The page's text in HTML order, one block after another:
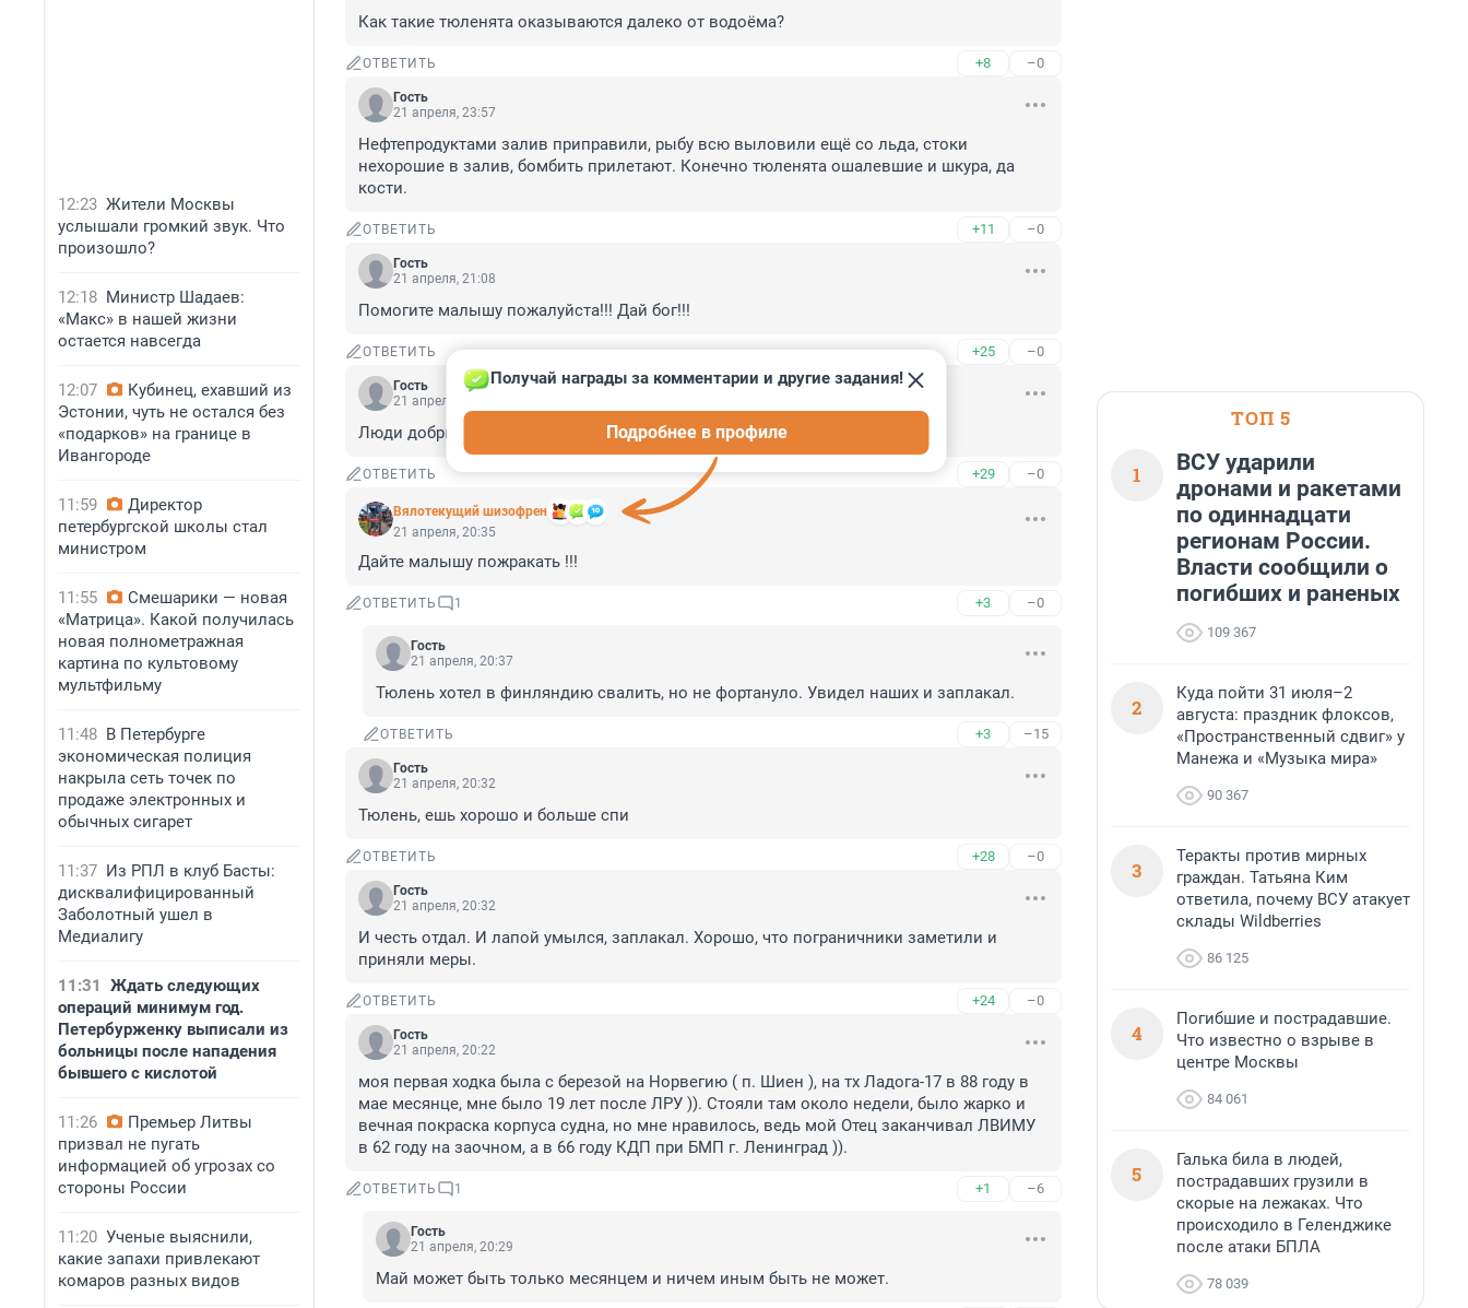
12:23 Жители Москвы
услышали громкий звук. Что
произошло?
12:18 Министр Шадаев:
«Макс» в нашей жизни
остается навсегда
12:07
Кубинец, ехавший из
Эстонии, чуть не остался без
«подарков» на границе в
Ивангороде
11:59
Директор
петербургской школы стал
министром
11:55
Смешарики — новая
«Матрица». Какой получилась
новая полнометражная
картина по культовому
мультфильму
11:48 В Петербурге
экономическая полиция
накрыла сеть точек по
продаже электронных и
обычных сигарет
11:37 Из РПЛ в клуб Басты:
дисквалифицированный
Заболотный ушел в
Медиалигу
11:31
Ждать следующих
операций минимум год.
Петербурженку выписали из
больницы после нападения
бывшего с кислотой
11:26
Премьер Литвы
призвал не пугать
информацией об угрозах со
стороны России
11:20 Ученые выяснили,
какие запахи привлекают
комаров разных видов
Как такие тюленята оказываются далеко от водоёма?
ОТВЕТИТЬ +8 –0
Гость
21 апреля, 23:57
Нефтепродуктами залив приправили, рыбу всю выловили ещё со льда, стоки
нехорошие в залив, бомбить прилетают. Конечно тюленята ошалевшие и шкура, да
кости.
ОТВЕТИТЬ +11 –0
Гость
21 апреля, 21:08
Помогите малышу пожалуйста!!! Дай бог!!!
ОТВЕТИТЬ +25 –0
Гость
21 апреля, 20:58
Люди добрые,спасибо вам! Дай вам Бог здоровья!
ОТВЕТИТЬ +29 –0
Вялотекущий шизофрен
Получай награды за комментарии и другие задания!
Подробнее в профиле
21 апреля, 20:35
Дайте малышу пожракать !!!
ОТВЕТИТЬ 1 +3 –0
Гость
21 апреля, 20:37
Тюлень хотел в финляндию свалить, но не фортануло. Увидел наших и заплакал.
ОТВЕТИТЬ +3 –15
Гость
21 апреля, 20:32
Тюлень, ешь хорошо и больше спи
ОТВЕТИТЬ +28 –0
Гость
21 апреля, 20:32
И честь отдал. И лапой умылся, заплакал. Хорошо, что пограничники заметили и
приняли меры.
ОТВЕТИТЬ +24 –0
Гость
21 апреля, 20:22
моя первая ходка была с березой на Норвегию ( п. Шиен ), на тх Ладога-17 в 88 году в
мае месянце, мне было 19 лет после ЛРУ )). Стояли там около недели, было жарко и
вечная покраска корпуса судна, но мне нравилось, ведь мой Отец заканчивал ЛВИМУ
в 62 году на заочном, а в 66 году КДП при БМП г. Ленинград )).
ОТВЕТИТЬ 1 +1 –6
Гость
21 апреля, 20:29
Май может быть только месянцем и ничем иным быть не может.
ТОП 5
1
ВСУ ударили
дронами и ракетами
по одиннадцати
регионам России.
Власти сообщили о
погибших и раненых
109 367
2
Куда пойти 31 июля–2
августа: праздник флоксов,
«Пространственный сдвиг» у
Манежа и «Музыка мира»
90 367
3
Теракты против мирных
граждан. Татьяна Ким
ответила, почему ВСУ атакует
склады Wildberries
86 125
4
Погибшие и пострадавшие.
Что известно о взрыве в
центре Москвы
84 061
5
Галька била в людей,
пострадавших грузили в
скорые на лежаках. Что
происходило в Геленджике
после атаки БПЛА
78 039